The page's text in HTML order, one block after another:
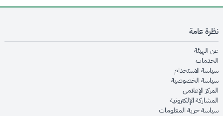
نظرة عامة
عن الهيئةopens in new window
الخدماتopens in new window
سياسة الاستخدام
سياسة الخصوصيةopens in new window
المركز الإعلاميopens in new window
المشاركة الإلكترونيةopens in new window
سياسة حرية المعلوماتopens in new window